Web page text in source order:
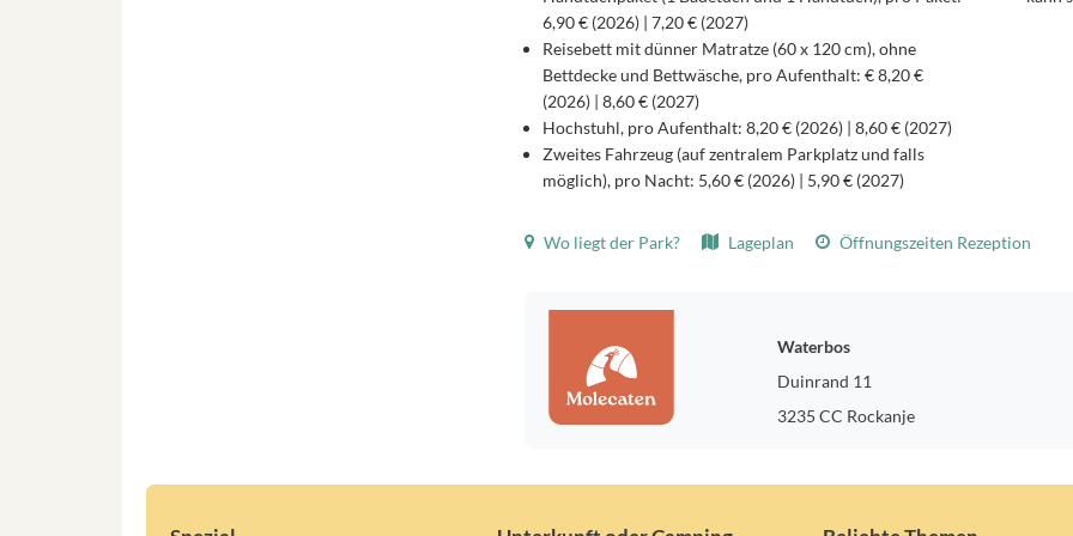
6,90 € (2026) | 7,20 € (2027)
Reisebett mit dünner Matratze (60 x 120 cm), ohne
Bettdecke und Bettwäsche, pro Aufenthalt: € 8,20 €
(2026) | 8,60 € (2027)
Hochstuhl, pro Aufenthalt: 8,20 € (2026) | 8,60 € (2027)
Zweites Fahrzeug (auf zentralem Parkplatz und falls
möglich), pro Nacht: 5,60 € (2026) | 5,90 € (2027)
Wo liegt der Park? Lageplan Öffnungszeiten Rezeption
Waterbos
Duinrand 11
3235 CC Rockanje